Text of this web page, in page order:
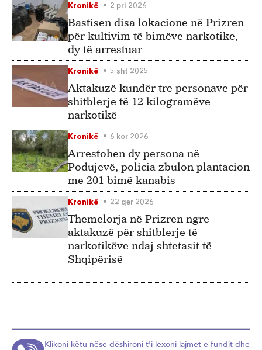
Kronikë 2 pri 2026
Bastisen disa lokacione në Prizren
për kultivim të bimëve narkotike,
dy të arrestuar
Kronikë 5 sht 2025
Aktakuzë kundër tre personave për
shitblerje të 12 kilogramëve
narkotikë
Kronikë 6 kor 2026
Arrestohen dy persona në
Podujevë, policia zbulon plantacion
me 201 bimë kanabis
Kronikë 22 qer 2026
Themelorja në Prizren ngre
aktakuzë për shitblerje të
narkotikëve ndaj shtetasit të
Shqipërisë
Klikoni këtu nëse dëshironi t'i lexoni lajmet e fundit dhe